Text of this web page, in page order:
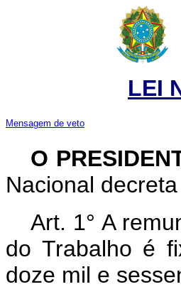
LEI
Mensagem de veto
O
Nacional
Art. 1° A
do Trabalho é
doze mil e